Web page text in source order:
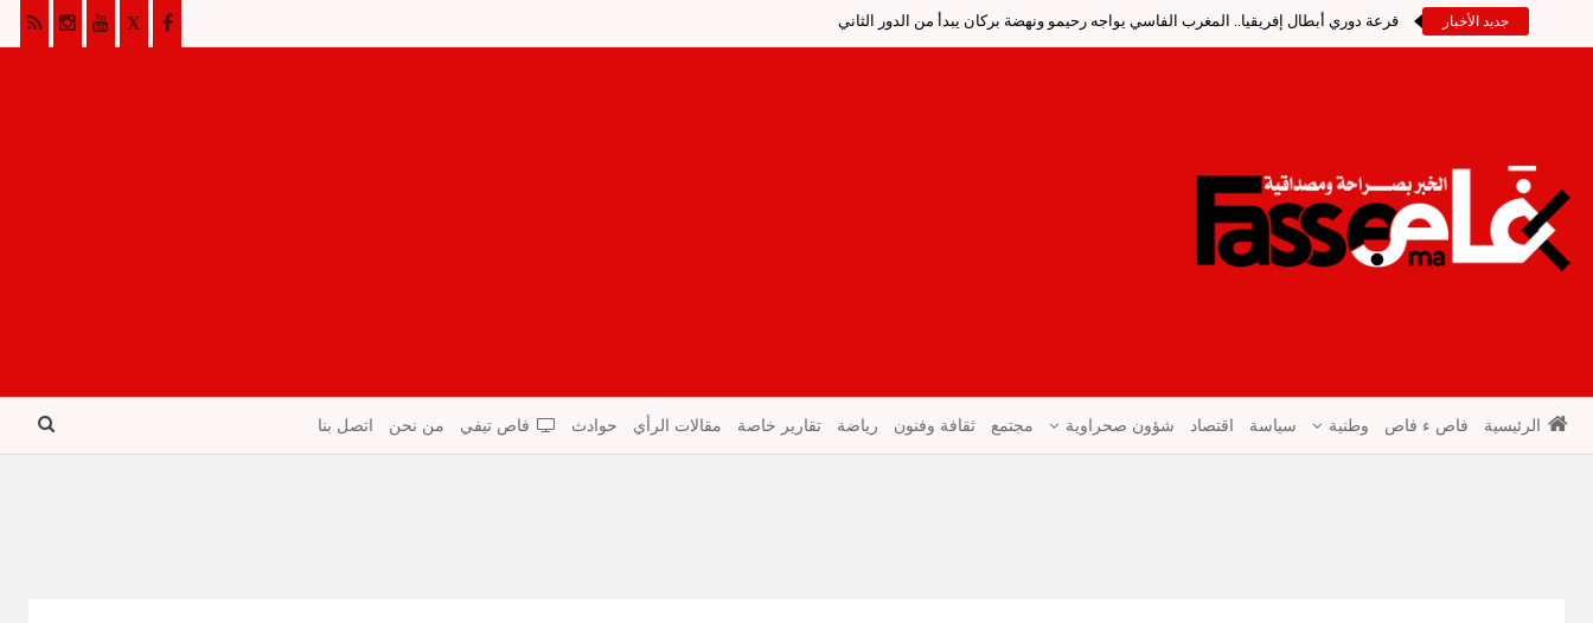
جديد الأخبار قرعة دوري أبطال إفريقيا.. المغرب الفاسي يواجه رحيمو ونهضة بركان يبدأ من الدور الثاني
الرئيسية فاص ء فاص وطنية سياسة اقتصاد شؤون صحراوية مجتمع ثقافة وفنون رياضة تقارير خاصة مقالات الرأي حوادث فاص تيفي من نحن اتصل بنا